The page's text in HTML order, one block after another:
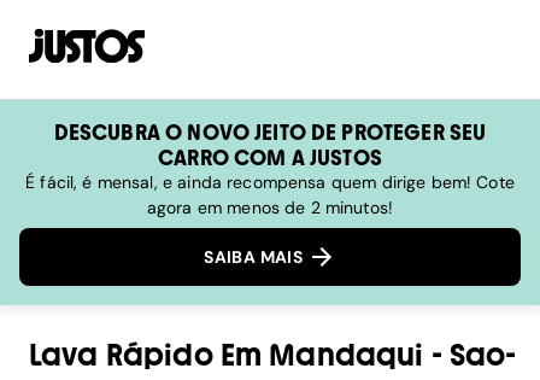
DESCUBRA O NOVO JEITO DE PROTEGER SEU
CARRO COM A JUSTOS
É fácil, é mensal, e ainda recompensa quem dirige bem! Cote
agora em menos de 2 minutos!
SAIBA MAIS
Lava RápidoEm Mandaqui - Sao-